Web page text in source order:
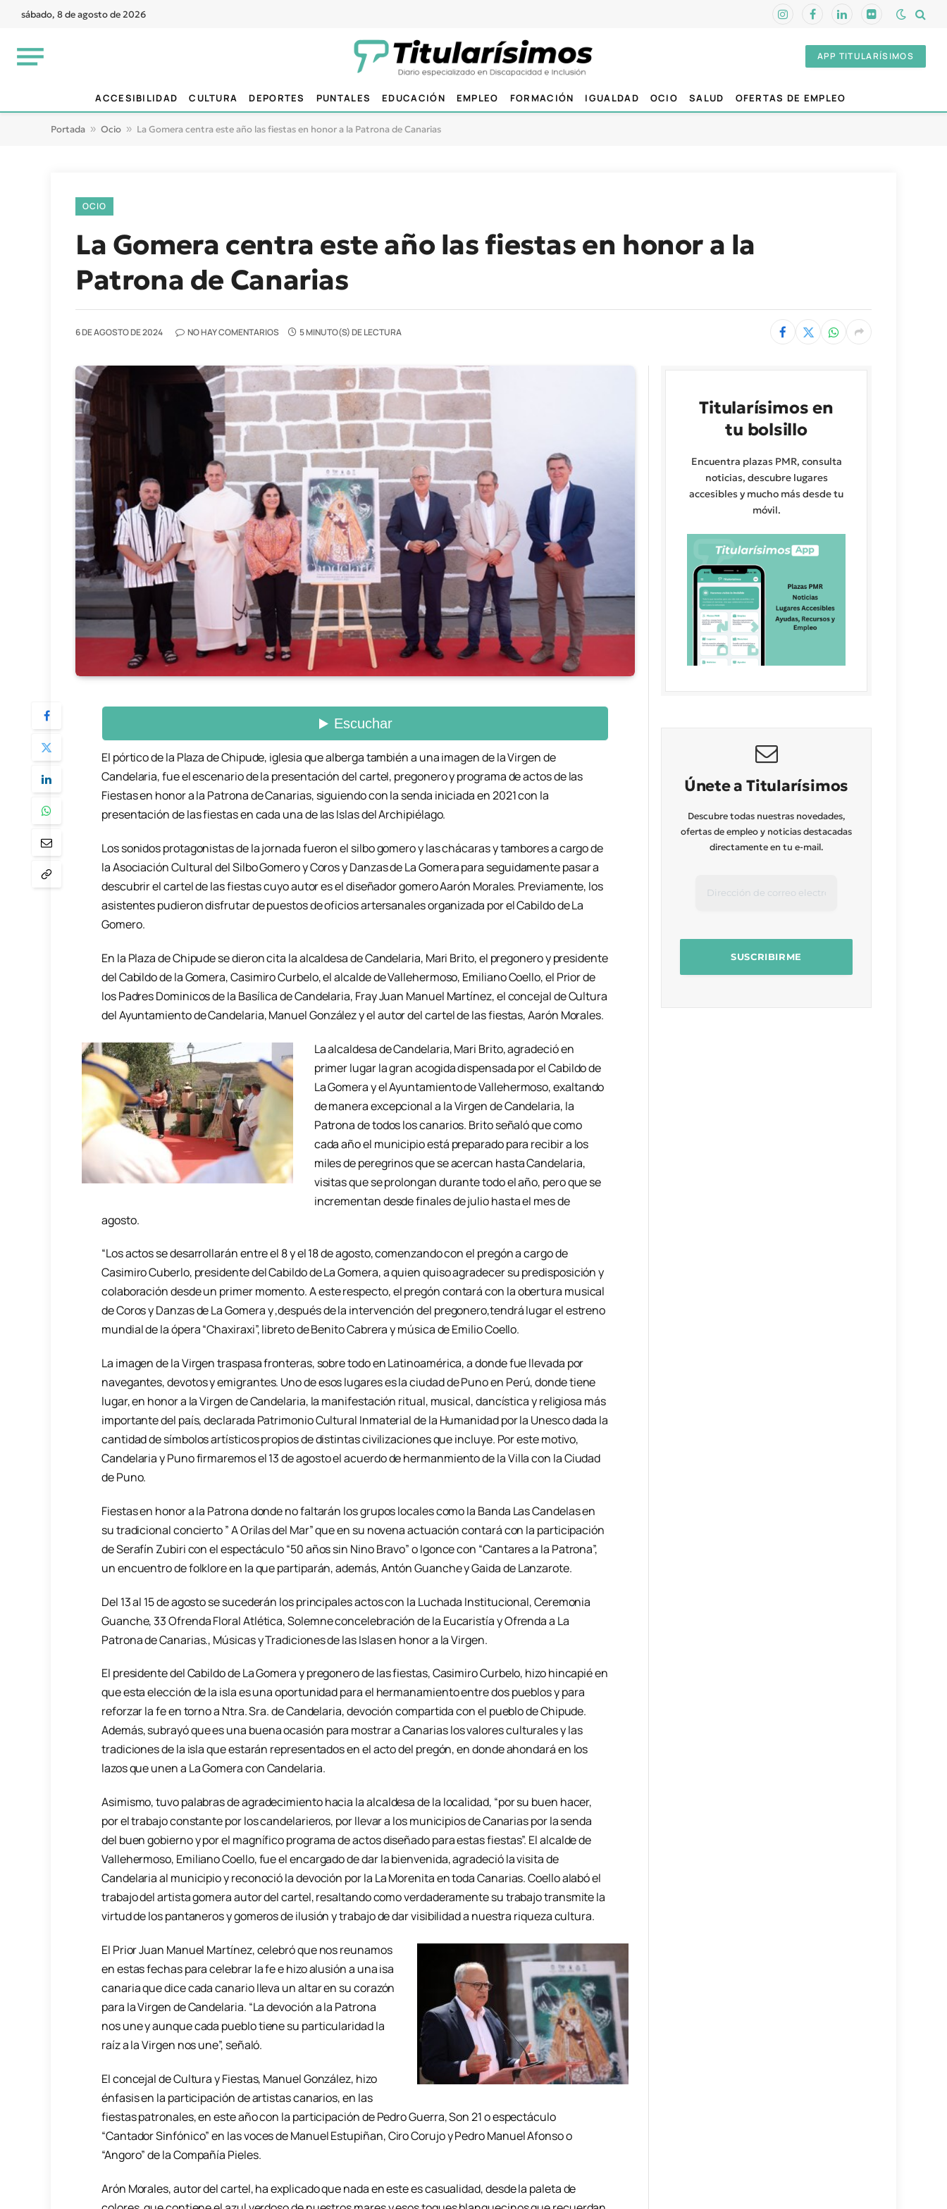
sábado, 8 de agosto de 2026 InstagramFacebookLinkedInFlickr
APP TITULARÍSIMOS
ACCESIBILIDAD CULTURA DEPORTES PUNTALES EDUCACIÓN EMPLEO FORMACIÓN IGUALDAD OCIO SALUD OFERTAS DE EMPLEO
Portada » Ocio » La Gomera centra este año las fiestas en honor a la Patrona de Canarias
OCIO
La Gomera centra este año las fiestas en honor a la
Patrona de Canarias
6 DE AGOSTO DE 2024 NO HAY COMENTARIOS 5 MINUTO(S) DE LECTURA
El pórtico de la Plaza de Chipude, iglesia que alberga también a una imagen de la Virgen de
Candelaria, fue el escenario de la presentación del cartel, pregonero y programa de actos de las
Fiestas en honor a la Patrona de Canarias, siguiendo con la senda iniciada en 2021 con la
presentación de las fiestas en cada una de las Islas del Archipiélago.
Los sonidos protagonistas de la jornada fueron el silbo gomero y las chácaras y tambores a cargo de
la Asociación Cultural del Silbo Gomero y Coros y Danzas de La Gomera para seguidamente pasar a
descubrir el cartel de las fiestas cuyo autor es el diseñador gomero Aarón Morales. Previamente, los
asistentes pudieron disfrutar de puestos de oficios artersanales organizada por el Cabildo de La
Gomero.
En la Plaza de Chipude se dieron cita la alcaldesa de Candelaria, Mari Brito, el pregonero y presidente
del Cabildo de la Gomera, Casimiro Curbelo, el alcalde de Vallehermoso, Emiliano Coello, el Prior de
los Padres Dominicos de la Basílica de Candelaria, Fray Juan Manuel Martínez, el concejal de Cultura
del Ayuntamiento de Candelaria, Manuel González y el autor del cartel de las fiestas, Aarón Morales.
La alcaldesa de Candelaria, Mari Brito, agradeció en
primer lugar la gran acogida dispensada por el Cabildo de
La Gomera y el Ayuntamiento de Vallehermoso, exaltando
de manera excepcional a la Virgen de Candelaria, la
Patrona de todos los canarios. Brito señaló que como
cada año el municipio está preparado para recibir a los
miles de peregrinos que se acercan hasta Candelaria,
visitas que se prolongan durante todo el año, pero que se
incrementan desde finales de julio hasta el mes de
agosto.
“Los actos se desarrollarán entre el 8 y el 18 de agosto, comenzando con el pregón a cargo de
Casimiro Cuberlo, presidente del Cabildo de La Gomera, a quien quiso agradecer su predisposición y
colaboración desde un primer momento. A este respecto, el pregón contará con la obertura musical
de Coros y Danzas de La Gomera y ,después de la intervención del pregonero,tendrá lugar el estreno
mundial de la ópera “Chaxiraxi”, libreto de Benito Cabrera y música de Emilio Coello.
La imagen de la Virgen traspasa fronteras, sobre todo en Latinoamérica, a donde fue llevada por
navegantes, devotos y emigrantes. Uno de esos lugares es la ciudad de Puno en Perú, donde tiene
lugar, en honor a la Virgen de Candelaria, la manifestación ritual, musical, dancística y religiosa más
importante del país, declarada Patrimonio Cultural Inmaterial de la Humanidad por la Unesco dada la
cantidad de símbolos artísticos propios de distintas civilizaciones que incluye. Por este motivo,
Candelaria y Puno firmaremos el 13 de agosto el acuerdo de hermanmiento de la Villa con la Ciudad
de Puno.
Fiestas en honor a la Patrona donde no faltarán los grupos locales como la Banda Las Candelas en
su tradicional concierto ” A Orilas del Mar” que en su novena actuación contará con la participación
de Serafín Zubiri con el espectáculo “50 años sin Nino Bravo” o Igonce con “Cantares a la Patrona”,
un encuentro de folklore en la que partiparán, además, Antón Guanche y Gaida de Lanzarote.
Del 13 al 15 de agosto se sucederán los principales actos con la Luchada Institucional, Ceremonia
Guanche, 33 Ofrenda Floral Atlética, Solemne concelebración de la Eucaristía y Ofrenda a La
Patrona de Canarias., Músicas y Tradiciones de las Islas en honor a la Virgen.
El presidente del Cabildo de La Gomera y pregonero de las fiestas, Casimiro Curbelo, hizo hincapié en
que esta elección de la isla es una oportunidad para el hermanamiento entre dos pueblos y para
reforzar la fe en torno a Ntra. Sra. de Candelaria, devoción compartida con el pueblo de Chipude.
Además, subrayó que es una buena ocasión para mostrar a Canarias los valores culturales y las
tradiciones de la isla que estarán representados en el acto del pregón, en donde ahondará en los
lazos que unen a La Gomera con Candelaria.
Asimismo, tuvo palabras de agradecimiento hacia la alcaldesa de la localidad, “por su buen hacer,
por el trabajo constante por los candelarieros, por llevar a los municipios de Canarias por la senda
del buen gobierno y por el magnífico programa de actos diseñado para estas fiestas”. El alcalde de
Vallehermoso, Emiliano Coello, fue el encargado de dar la bienvenida, agradeció la visita de
Candelaria al municipio y reconoció la devoción por la La Morenita en toda Canarias. Coello alabó el
trabajo del artista gomera autor del cartel, resaltando como verdaderamente su trabajo transmite la
virtud de los pantaneros y gomeros de ilusión y trabajo de dar visibilidad a nuestra riqueza cultura.
El Prior Juan Manuel Martínez, celebró que nos reunamos
en estas fechas para celebrar la fe e hizo alusión a una isa
canaria que dice cada canario lleva un altar en su corazón
para la Virgen de Candelaria. “La devoción a la Patrona
nos une y aunque cada pueblo tiene su particularidad la
raíz a la Virgen nos une”, señaló.
El concejal de Cultura y Fiestas, Manuel González, hizo
énfasis en la participación de artistas canarios, en las
fiestas patronales, en este año con la participación de Pedro Guerra, Son 21 o espectáculo
“Cantador Sinfónico” en las voces de Manuel Estupiñan, Ciro Corujo y Pedro Manuel Afonso o
“Angoro” de la Compañía Pieles.
Arón Morales, autor del cartel, ha explicado que nada en este es casualidad, desde la paleta de
Titularísimos en
tu bolsillo
Encuentra plazas PMR, consulta
noticias, descubre lugares
accesibles y mucho más desde tu
móvil.
Únete a Titularísimos
Descubre todas nuestras novedades,
ofertas de empleo y noticias destacadas
directamente en tu e-mail.